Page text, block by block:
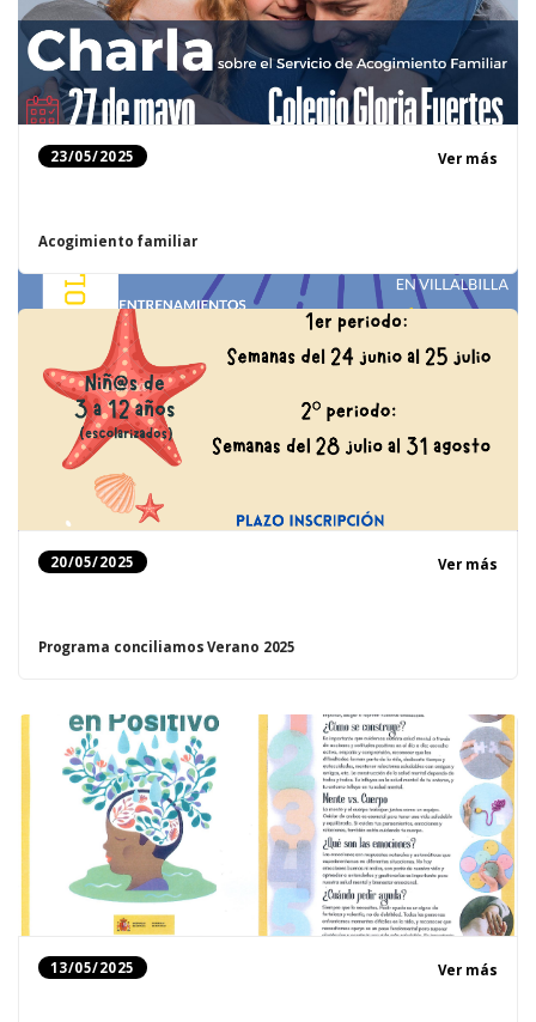
23/05/2025 Ver más
Acogimiento familiar
20/05/2025 Ver más
Programa conciliamos Verano 2025
13/05/2025 Ver más